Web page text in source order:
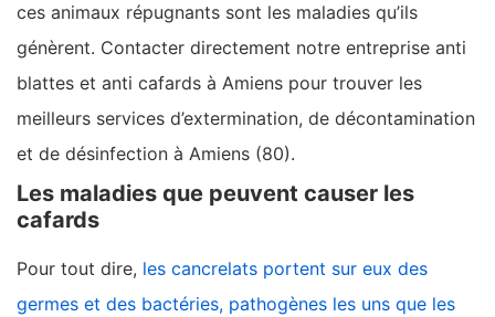
ces animaux répugnants sont les maladies qu’ils
génèrent. Contacter directement notre entreprise anti
blattes et anti cafards à Amiens pour trouver les
meilleurs services d’extermination, de décontamination
et de désinfection à Amiens (80).
Les maladies que peuvent causer les
cafards
Pour tout dire, les cancrelats portent sur eux des
germes et des bactéries, pathogènes les uns que les